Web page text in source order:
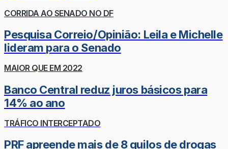
CORRIDA AO SENADO NO DF
Pesquisa Correio/Opinião: Leila e Michelle
lideram para o Senado
MAIOR QUE EM 2022
Banco Central reduz juros básicos para
14% ao ano
TRÁFICO INTERCEPTADO
PRF apreende mais de 8 quilos de drogas